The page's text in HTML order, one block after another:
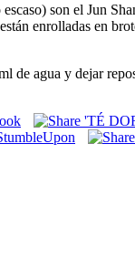
son el Jun
enrolladas en
de agua y dejar